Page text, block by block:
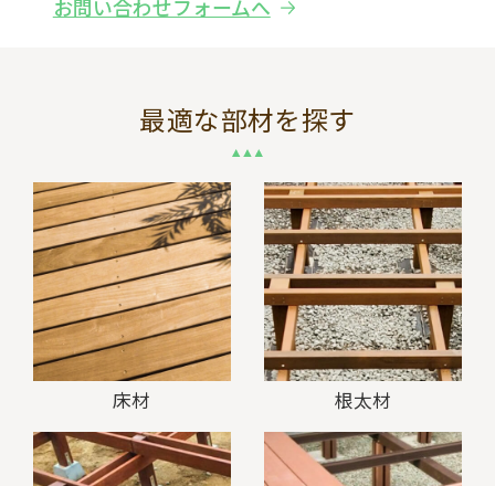
お問い合わせフォームへ
最適な部材を探す
床材 根太材